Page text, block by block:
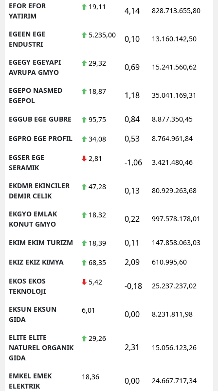
EFOR EFOR
YATIRIM
19,11 4,14 828.713.655,80
EGEEN EGE
ENDUSTRI
5.235,00 0,10 13.160.142,50
EGEGY EGEYAPI
AVRUPA GMYO
29,32 0,69 15.241.560,62
EGEPO NASMED
EGEPOL
18,87 1,18 35.041.169,31
EGGUB EGE GUBRE 95,75 0,84 8.877.350,45
EGPRO EGE PROFIL 34,08 0,53 8.764.961,84
EGSER EGE
SERAMIK
2,81 -1,06 3.421.480,46
EKDMR EKINCILER
DEMIR CELIK
47,28 0,13 80.929.263,68
EKGYO EMLAK
KONUT GMYO
18,32 0,22 997.578.178,01
EKIM EKIM TURIZM 18,39 0,11 147.858.063,03
EKIZ EKIZ KIMYA 68,35 2,09 610.995,60
EKOS EKOS
TEKNOLOJI
5,42 -0,18 25.237.237,02
EKSUN EKSUN
GIDA
6,01 0,00 8.231.811,98
ELITE ELITE
NATUREL ORGANIK
GIDA
29,26
2,31 15.056.123,26
EMKEL EMEK
ELEKTRIK
18,36 0,00 24.667.717,34